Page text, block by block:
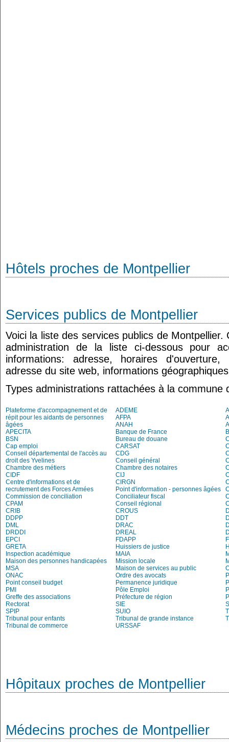
Hôtels proches de Montpellier
Services publics de Montpellier
Voici la liste des services publics de Montpellier.
administration de la liste ci-dessous pour
informations: adresse, horaires
adresse du site web, informations
Types administrations rattachées à la commune
Plateforme d'accompagnement et de
répit pour les aidants de personnes
âgées
ADEME
AFPA
ANAH
APECITA
Banque de France
BSN
Bureau de douane
Cap emploi
CARSAT
Conseil départemental de l'accès au
droit des Yvelines
CDG
Conseil général
Chambre des métiers
Chambre des notaires
CIDF
CIJ
Centre d'informations et de
recrutement des Forces Armées
CIRGN
Point d'information - personnes âgées
Commission de conciliation
Conciliateur fiscal
CPAM
Conseil régional
CRIB
CROUS
DDPP
DDT
DML
DRAC
DRDDI
DREAL
EPCI
FDAPP
GRETA
Huissiers de justice
Inspection académique
MAIA
Maison des personnes handicapées
Mission locale
MSA
Maison de services au public
ONAC
Ordre des avocats
Point conseil budget
Permanence juridique
PMI
Pôle Emploi
Greffe des associations
Préfecture de région
Rectorat
SIE
SPIP
SUIO
Tribunal pour enfants
Tribunal de grande instance
Tribunal de commerce
URSSAF
Hôpitaux proches de Montpellier
Médecins proches de Montpellier